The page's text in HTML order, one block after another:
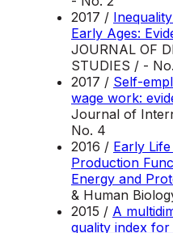
2017 /
Early Ages:
JOURNAL OF
STUDIES / -
2017 / Self-
wage work:
Journal of
No. 4
2016 / Early
Production
Energy and
& Human
2015 / A
quality index for